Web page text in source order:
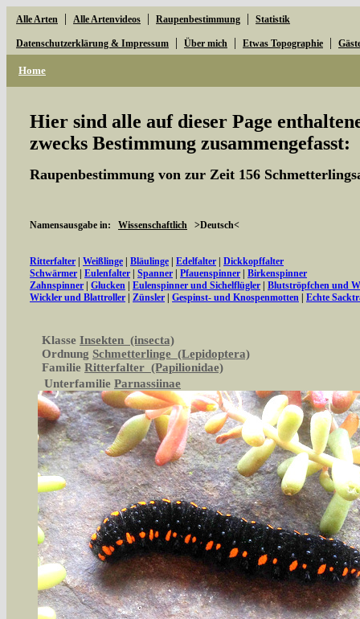
Alle Arten | Alle Artenvideos | Raupenbestimmung | Statistik
Datenschutzerklärung & Impressum | Über mich | Etwas Topographie |
Home
Hier sind alle auf dieser Page
zwecks Bestimmung zusammengefasst:
Raupenbestimmung von zur Zeit 156
Namensausgabe in: Wissenschaftlich >Deutsch<
Ritterfalter Weißlinge Bläulinge Edelfalter
Dickkopffalter
Schwärmer
Eulenfalter Spanner Pfauenspinner
Birkenspinner
Zahnspinner
Glucken Eulenspinner und Sichelflügler
Blutströpfchen und
Wickler und Blattroller
Zünsler Gespinst- und Knospenmotten Echte
Klasse Insekten (insecta)
Ordnung Schmetterlinge (Lepidoptera)
Familie Ritterfalter (Papilionidae)
Unterfamilie Parnassiinae